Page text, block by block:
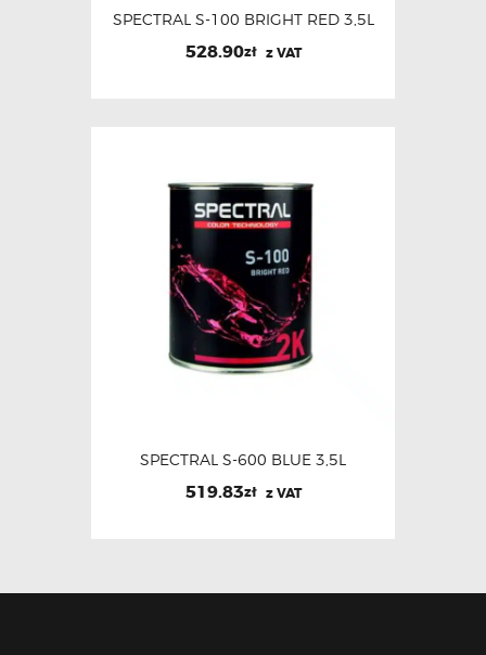
SPECTRAL S-100 BRIGHT RED 3,5L
528.90zł z VAT
SPECTRAL S-600 BLUE 3,5L
519.83zł z VAT